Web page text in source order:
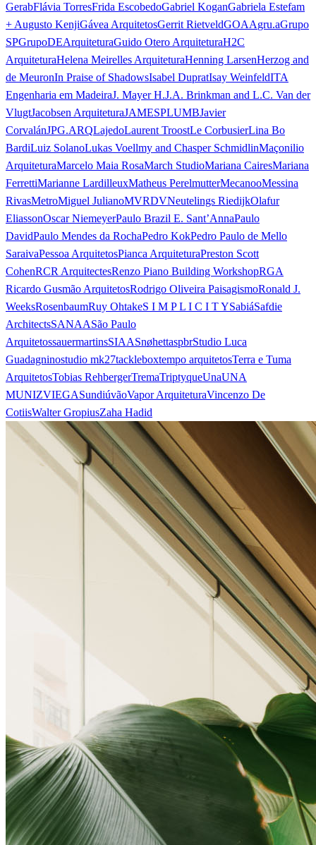
GerabFlávia TorresFrida EscobedoGabriel KoganGabriela Estefam
+ Augusto KenjiGávea ArquitetosGerrit RietveldGOAAgru.aGrupo
SPGrupoDEArquiteturaGuido Otero ArquiteturaH2C
ArquiteturaHelena Meirelles ArquiteturaHenning LarsenHerzog and
de MeuronIn Praise of ShadowsIsabel DupratIsay WeinfeldITA
Engenharia em MadeiraJ. Mayer H.J.A. Brinkman and L.C. Van der
VlugtJacobsen ArquiteturaJAMESPLUMBJavier
CorvalánJPG.ARQLajedoLaurent TroostLe CorbusierLina Bo
BardiLuiz SolanoLukas Voellmy and Chasper SchmidlinMaçonilio
ArquiteturaMarcelo Maia RosaMarch StudioMariana CairesMariana
FerrettiMarianne LardilleuxMatheus PerelmutterMecanooMessina
RivasMetroMiguel JulianoMVRDVNeutelings RiedijkOlafur
EliassonOscar NiemeyerPaulo Brazil E. Sant’AnnaPaulo
DavidPaulo Mendes da RochaPedro KokPedro Paulo de Mello
SaraivaPessoa ArquitetosPianca ArquiteturaPreston Scott
CohenRCR ArquitectesRenzo Piano Building WorkshopRGA
Ricardo Gusmão ArquitetosRodrigo Oliveira PaisagismoRonald J.
WeeksRosenbaumRuy OhtakeS I M P L I C I T YSabiáSafdie
ArchitectsSANAASão Paulo
ArquitetossauermartinsSIAASnøhettaspbrStudio Luca
Guadagninostudio mk27tackleboxtempo arquitetosTerra e Tuma
ArquitetosTobias RehbergerTremaTriptyqueUnaUNA
MUNIZVIEGASundiúvãoVapor ArquiteturaVincenzo De
CotiisWalter GropiusZaha Hadid